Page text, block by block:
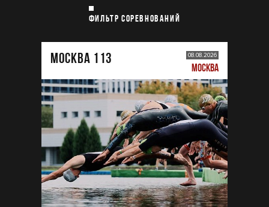
ФИЛЬТР СОРЕВНОВАНИЙ
МОСКВА 113 08.08.2026
МОСКВА